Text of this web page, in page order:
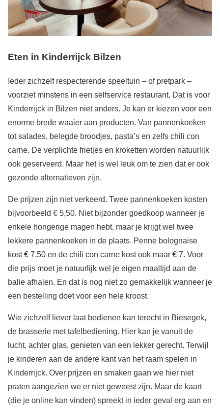
Eten in Kinderrijck Bilzen
Ieder zichzelf respecterende speeltuin – of pretpark –
voorziet minstens in een selfservice restaurant. Dat is voor
Kinderrijck in Bilzen niet anders. Je kan er kiezen voor een
enorme brede waaier aan producten. Van pannenkoeken
tot salades, belegde broodjes, pasta’s en zelfs chili con
carne. De verplichte frietjes en kroketten worden natuurlijk
ook geserveerd. Maar het is wel leuk om te zien dat er ook
gezonde alternatieven zijn.
De prijzen zijn niet verkeerd. Twee pannenkoeken kosten
bijvoorbeeld € 5,50. Niet bijzonder goedkoop wanneer je
enkele hongerige magen hebt, maar je krijgt wel twee
lekkere pannenkoeken in de plaats. Penne bolognaise
kost € 7,50 en de chili con carne kost ook maar € 7. Voor
die prijs moet je natuurlijk wel je eigen maaltijd aan de
balie afhalen. En dat is nog niet zo gemakkelijk wanneer je
een bestelling doet voor een hele kroost.
Wie zichzelf liever laat bedienen kan terecht in Biesegek,
de brasserie met tafelbediening. Hier kan je vanuit de
lucht, achter glas, genieten van een lekker gerecht. Terwijl
je kinderen aan de andere kant van het raam spelen in
Kinderrijck. Over prijzen en smaken gaan we hier niet
praten aangezien we er niet geweest zijn. Maar de kaart
(die je online kan vinden) spreekt in ieder geval erg aan en